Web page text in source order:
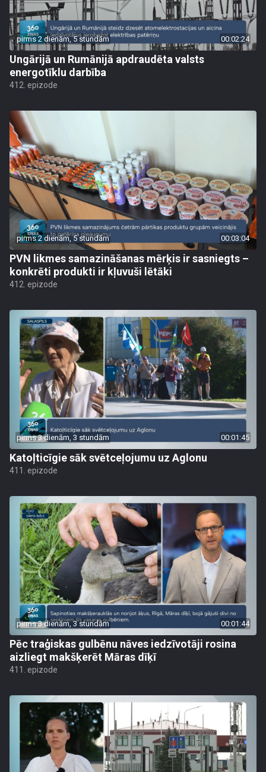
pirms 2 dienām, 5 stundām 00:02:24
Ungārijā un Rumānijā apdraudēta valsts
energotīklu darbība
412. epizode
pirms 2 dienām, 5 stundām 00:03:04
PVN likmes samazināšanas mērķis ir sasniegts –
konkrēti produkti ir kļuvuši lētāki
412. epizode
pirms 3 dienām, 3 stundām 00:01:45
Katoļticīgie sāk svētceļojumu uz Aglonu
411. epizode
pirms 3 dienām, 3 stundām 00:01:44
Pēc traģiskas gulbēnu nāves iedzīvotāji rosina
aizliegt makšķerēt Māras dīķī
411. epizode